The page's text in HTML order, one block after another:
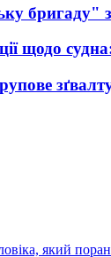
бригаду"
щодо